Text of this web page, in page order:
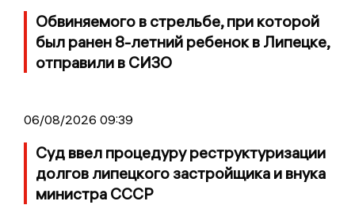
Обвиняемого в стрельбе, при которой
был ранен 8-летний ребенок в Липецке,
отправили в СИЗО
06/08/2026 09:39
Суд ввел процедуру реструктуризации
долгов липецкого застройщика и внука
министра СССР